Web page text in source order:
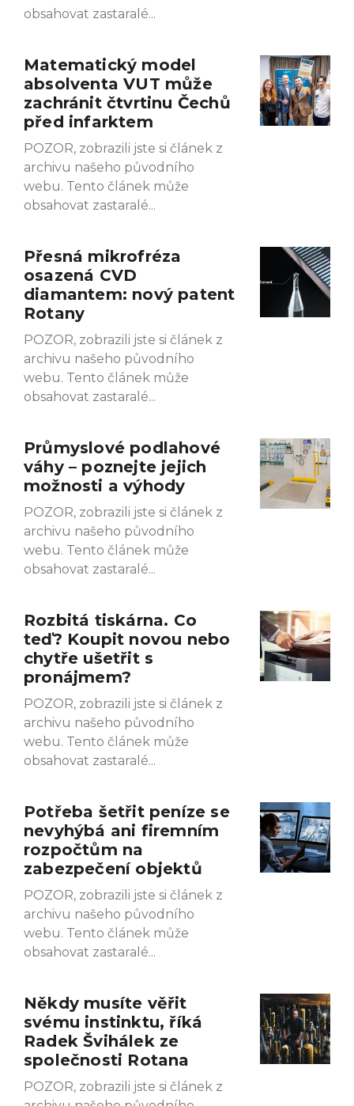
obsahovat zastaralé
Matematický model
absolventa VUT může
zachránit čtvrtinu Čechů
před infarktem
POZOR, zobrazili jste si článek z
archivu našeho původního
webu. Tento článek může
obsahovat zastaralé
Přesná mikrofréza
osazená CVD
diamantem: nový patent
Rotany
POZOR, zobrazili jste si článek z
archivu našeho původního
webu. Tento článek může
obsahovat zastaralé
Průmyslové podlahové
váhy – poznejte jejich
možnosti a výhody
POZOR, zobrazili jste si článek z
archivu našeho původního
webu. Tento článek může
obsahovat zastaralé
Rozbitá tiskárna. Co
teď? Koupit novou nebo
chytře ušetřit s
pronájmem?
POZOR, zobrazili jste si článek z
archivu našeho původního
webu. Tento článek může
obsahovat zastaralé
Potřeba šetřit peníze se
nevyhýbá ani firemním
rozpočtům na
zabezpečení objektů
POZOR, zobrazili jste si článek z
archivu našeho původního
webu. Tento článek může
obsahovat zastaralé
Někdy musíte věřit
svému instinktu, říká
Radek Švihálek ze
společnosti Rotana
POZOR, zobrazili jste si článek z